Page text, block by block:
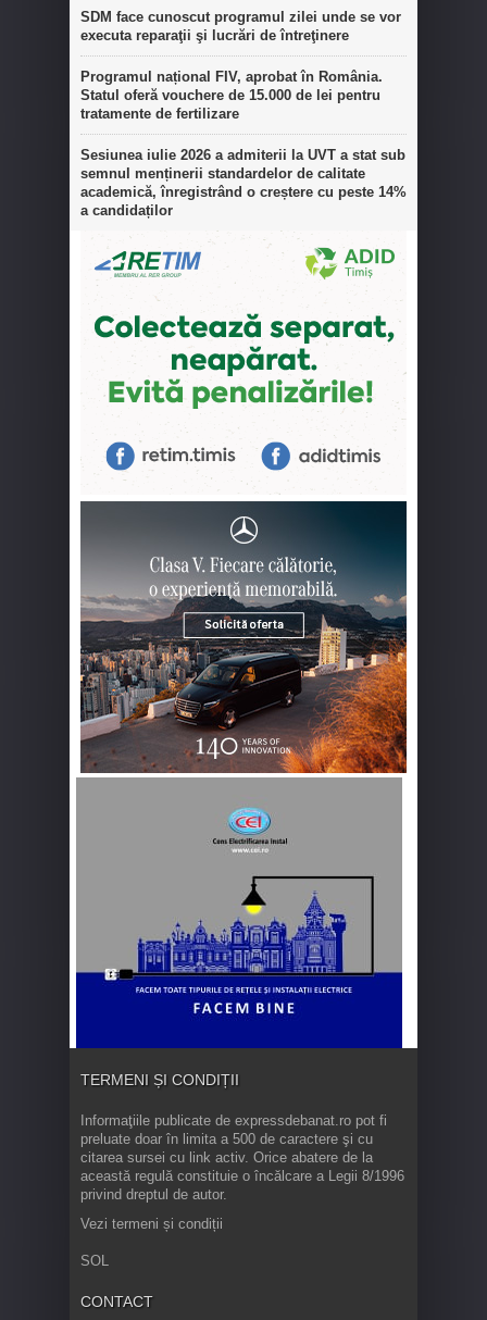
SDM face cunoscut programul zilei unde se vor
executa reparaţii şi lucrări de întreţinere
Programul național FIV, aprobat în România.
Statul oferă vouchere de 15.000 de lei pentru
tratamente de fertilizare
Sesiunea iulie 2026 a admiterii la UVT a stat sub
semnul menținerii standardelor de calitate
academică, înregistrând o creștere cu peste 14%
a candidaților
TERMENI ȘI CONDIȚII
Informaţiile publicate de expressdebanat.ro pot fi
preluate doar în limita a 500 de caractere şi cu
citarea sursei cu link activ. Orice abatere de la
această regulă constituie o încălcare a Legii 8/1996
privind dreptul de autor.
Vezi termeni și condiții
SOL
CONTACT